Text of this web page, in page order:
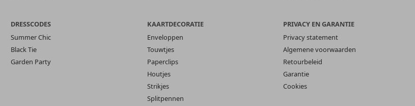
DRESSCODES
Summer Chic
Black Tie
Garden Party
KAARTDECORATIE
Enveloppen
Touwtjes
Paperclips
Houtjes
Strikjes
Splitpennen
PRIVACY EN GARANTIE
Privacy statement
Algemene voorwaarden
Retourbeleid
Garantie
Cookies